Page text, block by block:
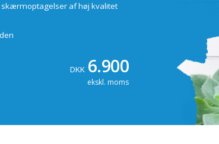
skærmoptagelser af høj kvalitet
DKK 6.900
ekskl. moms